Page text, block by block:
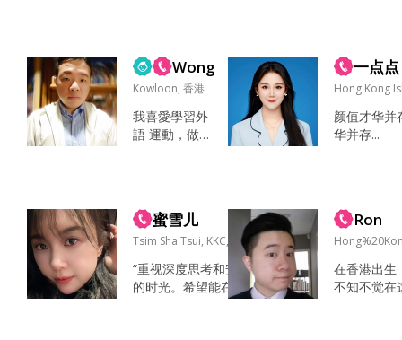
的時候,大膽抱住一
隻大唐狗的頭,最後
大唐狗害怕離開了
父母,老師,朋友 合
眼緣，平易...
个如你一般
山间清爽的
城温暖的风
后是你，...
Seattle,
consider
to
B.C. for
m. 短期目
是集中在工
Wong
Kowloon, 香港
我喜愛學習外
語 運動，做Gy
多數都是逛商
場 咖啡，火
鍋，烤肉，旅
行，逛街 慢
熱，暖心，天
然呆 價值觀與
一点点
Hong Kong
颜值才华并
华并存...
蜜雪儿
Tsim Sha Tsui, KKC, 香港
“重视深度思考和安静
的时光。希望能在这
里遇到一个价值观相
Ron
在香港出生
不知不觉在